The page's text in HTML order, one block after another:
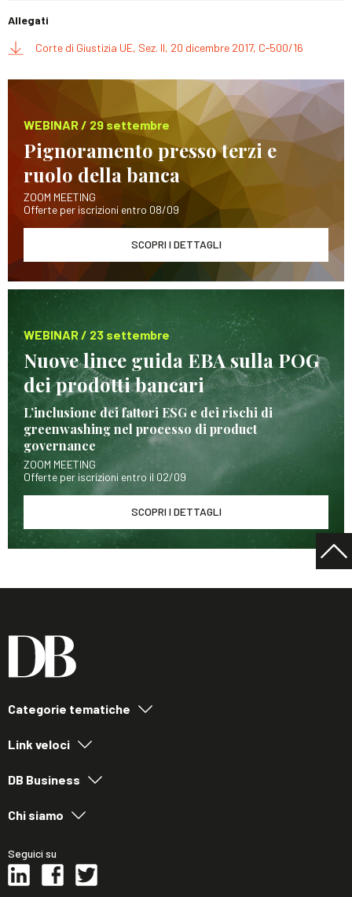
Allegati
Corte di Giustizia UE, Sez. II, 20 dicembre 2017, C‑500/16
WEBINAR / 29 settembre
Pignoramento presso terzi e
ruolo della banca
ZOOM MEETING
Offerte per iscrizioni entro 08/09
SCOPRI I DETTAGLI
WEBINAR / 23 settembre
Nuove linee guida EBA sulla POG
dei prodotti bancari
L’inclusione dei fattori ESG e dei rischi di
greenwashing nel processo di product
governance
ZOOM MEETING
Offerte per iscrizioni entro il 02/09
SCOPRI I DETTAGLI
Categorie tematiche
Link veloci
DB Business
Chi siamo
Seguici su